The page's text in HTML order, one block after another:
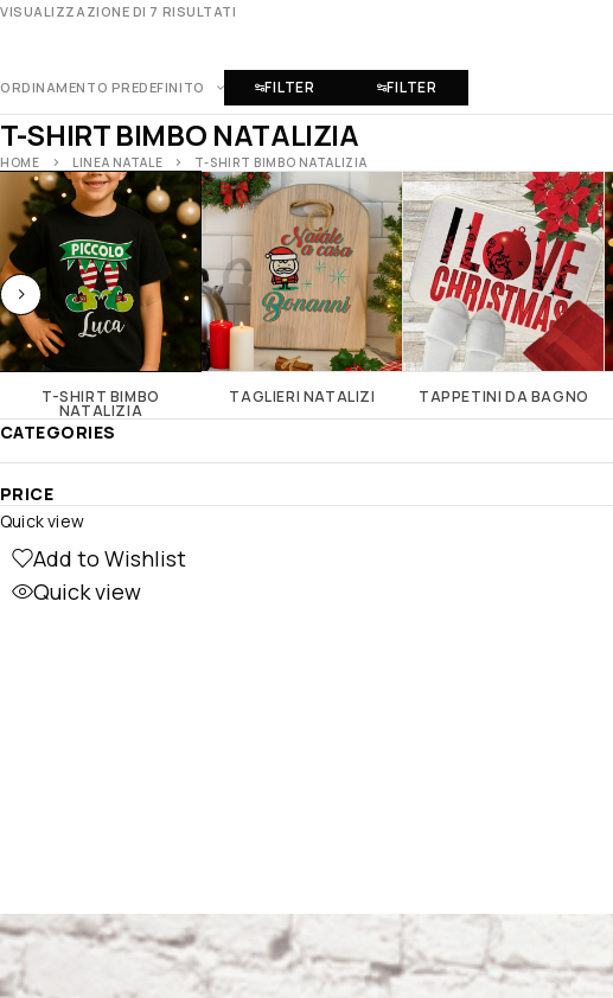
VISUALIZZAZIONE DI 7 RISULTATI
ORDINAMENTO PREDEFINITO FILTER FILTER
T-SHIRT BIMBO NATALIZIA
HOME LINEA NATALE T-SHIRT BIMBO NATALIZIA
T-SHIRT BIMBO
NATALIZIA
TAGLIERI NATALIZI TAPPETINI DA BAGNO
CATEGORIES
PRICE
Add to Wishlist
Quick view
Quick view